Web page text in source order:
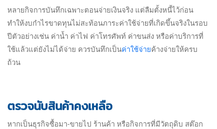
หลายกิจการบันทึกเฉพาะตอนจ่ายเงินจริง แต่ลืมตั้งหนี้ไว้ก่อน
ทำให้งบกำไรขาดทุนไม่สะท้อนภาระค่าใช้จ่ายที่เกิดขึ้นจริงในรอบ
ปีตัวอย่างเช่น ค่าน้ำ ค่าไฟ ค่าโทรศัพท์ ค่าขนส่ง หรือค่าบริการที่
ใช้แล้วแต่ยังไม่ได้จ่าย ควรบันทึกเป็นค่าใช้จ่ายค้างจ่ายให้ครบ
ถ้วน
ตรวจนับสินค้าคงเหลือ
หากเป็นธุรกิจซื้อมา-ขายไป ร้านค้า หรือกิจการที่มีวัตถุดิบ สต๊อก